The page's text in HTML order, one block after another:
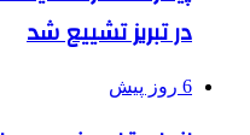
در تبریز تشییع شد
6 روز پیش